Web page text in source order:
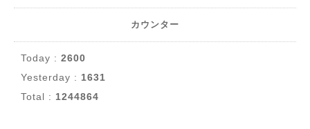
カウンター
Today : 2600
Yesterday : 1631
Total : 1244864